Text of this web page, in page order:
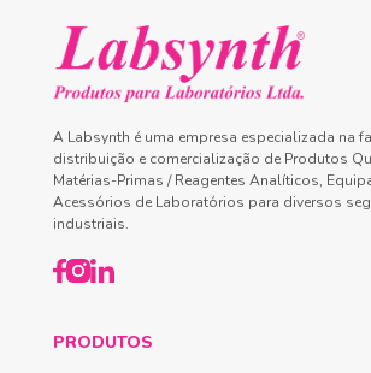
A Labsynth é uma empresa especializada na
distribuição e comercialização de Produtos
Matérias-Primas / Reagentes Analíticos,
Acessórios de Laboratórios para diversos
industriais.
PRODUTOS